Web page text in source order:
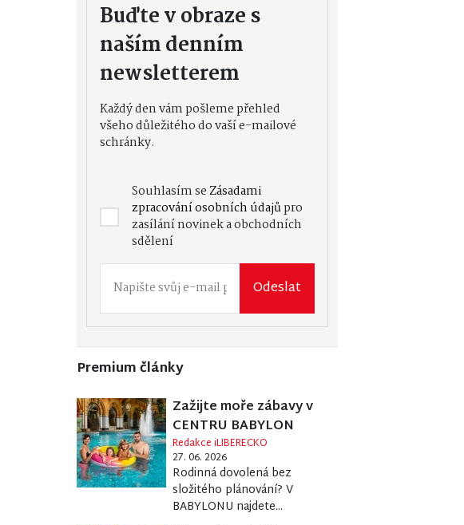
Buďte v obraze s
naším denním
newsletterem
Každý den vám pošleme přehled
všeho důležitého do vaší e-mailové
schránky.
Souhlasím seZásadami
zpracování osobních údajůpro
zasílání novinek a obchodních
sdělení
Odeslat
Premium články
Zažijte moře zábavy v
CENTRU BABYLON
Redakce iLIBERECKO
27. 06. 2026
Rodinná dovolená bez
složitého plánování? V
BABYLONU najdete...